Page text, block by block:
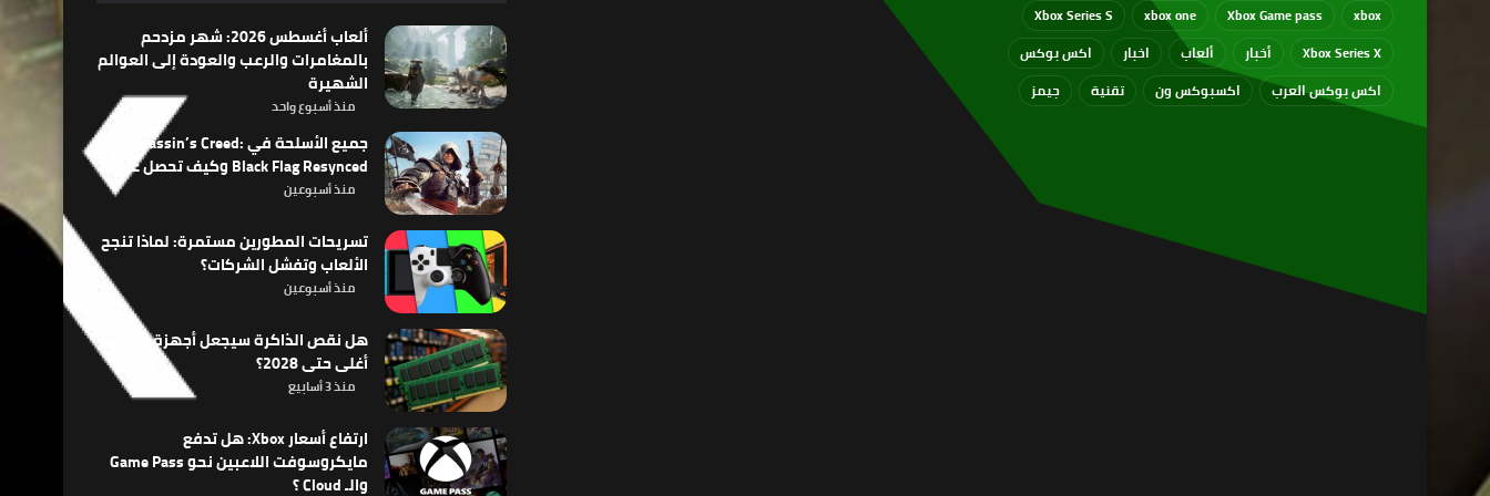
xbox
Xbox Game pass
xbox one
Xbox Series S
Xbox Series X
أخبار ألعاب اخبار
اكس بوكس
اكس بوكس العرب
اكسبوكس ون تقنية جيمز
ألعاب أغسطس 2026: شهر مزدحم
بالمغامرات والرعب والعودة إلى العوالم
الشهيرة
منذ أسبوع واحد
جميع الأسلحة في Assassin’s Creed:
Black Flag Resynced وكيف تحصل عليها
منذ أسبوعين
تسريحات المطورين مستمرة: لماذا تنجح
الألعاب وتفشل الشركات؟
منذ أسبوعين
هل نقص الذاكرة سيجعل أجهزة الألعاب
أغلى حتى 2028؟
منذ 3 أسابيع
ارتفاع أسعار Xbox: هل تدفع
مايكروسوفت اللاعبين نحو Game Pass
والـ Cloud ؟